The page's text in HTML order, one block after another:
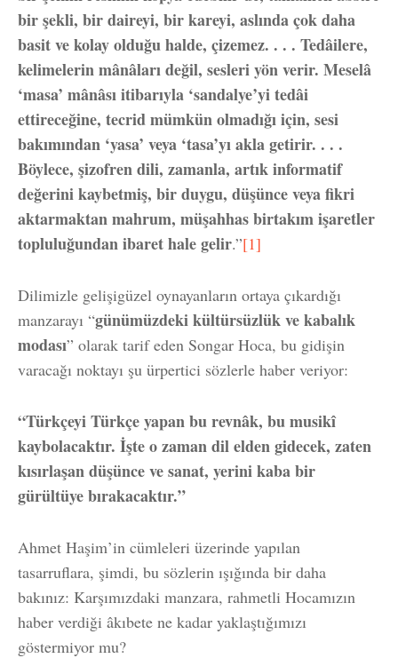
bir şekli, bir daireyi, bir kareyi, aslında çok daha
basit ve kolay olduğu halde, çizemez. . . . Tedâilere,
kelimelerin mânâları değil, sesleri yön verir. Meselâ
‘masa’ mânâsı itibarıyla ‘sandalye’yi tedâi
ettireceğine, tecrid mümkün olmadığı için, sesi
bakımından ‘yasa’ veya ‘tasa’yı akla getirir. . . .
Böylece, şizofren dili, zamanla, artık informatif
değerini kaybetmiş, bir duygu, düşünce veya fikri
aktarmaktan mahrum, müşahhas birtakım işaretler
topluluğundan ibaret hale gelir.”[1]
Dilimizle gelişigüzel oynayanların ortaya çıkardığı
manzarayı “günümüzdeki kültürsüzlük ve kabalık
modası” olarak tarif eden Songar Hoca, bu gidişin
varacağı noktayı şu ürpertici sözlerle haber veriyor:
“Türkçeyi Türkçe yapan bu revnâk, bu musikî
kaybolacaktır. İşte o zaman dil elden gidecek, zaten
kısırlaşan düşünce ve sanat, yerini kaba bir
gürültüye bırakacaktır.”
Ahmet Haşim’in cümleleri üzerinde yapılan
tasarruflara, şimdi, bu sözlerin ışığında bir daha
bakınız: Karşımızdaki manzara, rahmetli Hocamızın
haber verdiği âkıbete ne kadar yaklaştığımızı
göstermiyor mu?